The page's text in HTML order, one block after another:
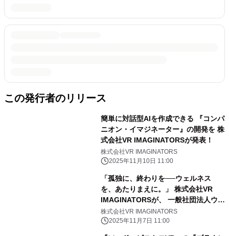
この発行者のリリース
簡単に対話型AIを作成できる 『コンパ
ニオン・イマジネーター』の開発を 株
式会社VR IMAGINATORSが発表！
株式会社VR IMAGINATORS
2025年11月10日 11:00
「孤独に、終わりを──ウェルネス
を、あたりまえに。」 株式会社VR
IMAGINATORSが、 一般社団法人ウェ
ルネス・テックラボの設立時社員に就
任！
株式会社VR IMAGINATORS
2025年11月7日 11:00